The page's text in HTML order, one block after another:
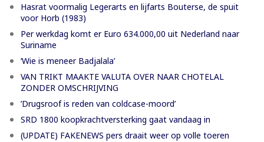
Hasrat voormalig Legerarts en lijfarts Bouterse, de spuit
voor Horb (1983)
Per werkdag komt er Euro 634.000,00 uit Nederland naar
Suriname
‘Wie is meneer Badjalala’
VAN TRIKT MAAKTE VALUTA OVER NAAR CHOTELAL
ZONDER OMSCHRIJVING
’Drugsroof is reden van coldcase-moord’
SRD 1800 koopkrachtversterking gaat vandaag in
(UPDATE) FAKENEWS pers draait weer op volle toeren